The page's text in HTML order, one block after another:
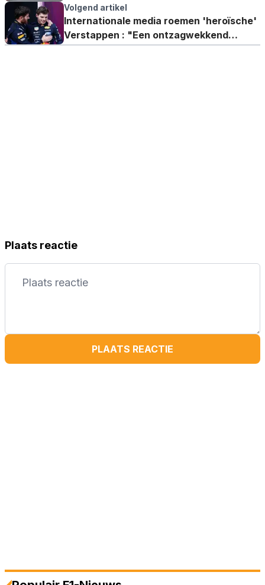
hetzelfde"
Volgend artikel
Internationale media roemen 'heroïsche'
Verstappen : "Een ontzagwekkend
talent"
Plaats reactie
PLAATS REACTIE